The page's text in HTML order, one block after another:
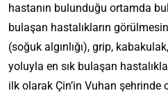
hastanın bulunduğu ortamda
bulaşan hastalıkların
(soğuk algınlığı), grip,
yoluyla en sık bulaşan
ilk olarak Çin’in Vuhan şehrinde